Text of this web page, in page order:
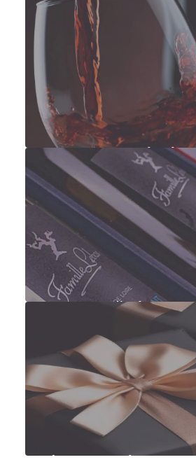
Francouzská vína
Degustační sady
Tipy na dárky